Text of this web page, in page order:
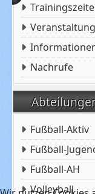
Nachrufe
Fußball-Aktiv
Fußball-
Fußball-AH
Volleyball